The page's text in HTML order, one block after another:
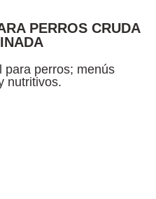
PERROS CRUDA
para perros; menús
nutritivos.